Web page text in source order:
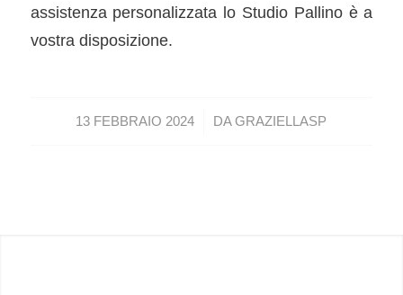
assistenza personalizzata lo Studio Pallino è a
vostra disposizione.
13 FEBBRAIO 2024
/ DAGRAZIELLASP